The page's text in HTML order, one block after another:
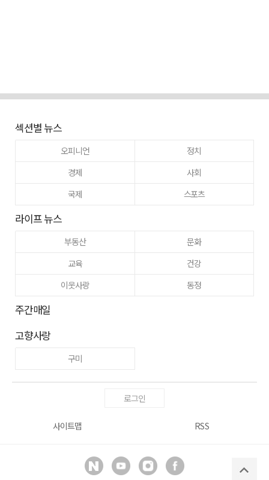
섹션별 뉴스
오피니언
정치
경제
사회
국제
스포츠
라이프 뉴스
부동산
문화
교육
건강
이웃사랑
동정
주간매일
고향사랑
구미
로그인
사이트맵 RSS